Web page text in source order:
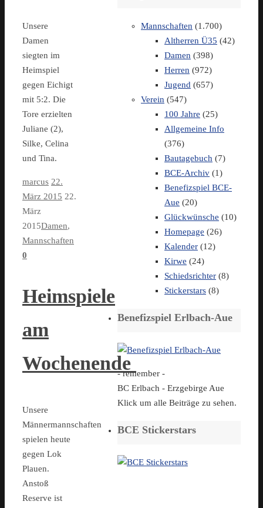
Unsere
Damen
siegten im
Heimspiel
gegen Eichigt
mit 5:2. Die
Tore erzielten
Juliane (2),
Silke, Celina
und Tina.
marcus 22.
März 2015 22.
März
2015Damen,
Mannschaften
0
Heimspiele
am
Wochenende
Unsere
Männermannschaften
spielen heute
gegen Lok
Plauen.
Anstoß
Reserve ist
Mannschaften (1.700)
Altherren Ü35 (42)
Damen (398)
Herren (972)
Jugend (657)
Verein (547)
100 Jahre (25)
Allgemeine Info
(376)
Bautagebuch (7)
BCE-Archiv (1)
Benefizspiel BCE-
Aue (20)
Glückwünsche (10)
Homepage (26)
Kalender (12)
Kirwe (24)
Schiedsrichter (8)
Stickerstars (8)
Benefizspiel Erlbach-Aue
- remember -
BC Erlbach - Erzgebirge Aue
Klick um alle Beiträge zu sehen.
BCE Stickerstars